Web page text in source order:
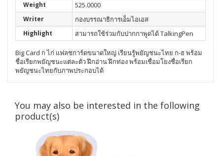
Weight 525.0000
Writer กองบรรณาธิการเอ็มไอเอส
Highlight สามารถใช้ร่วมกับปากกาพูดได้ TalkingPen
Big Card ก ไก่ แฟลชการ์ดขนาดใหญ่ เรียนรู้พยัญชนะไทย ก-ฮ พร้อม
ชื่อเรียกพยัญชนะแต่ละตัว ฝึกอ่าน ฝึกท่อง พร้อมเชื่อมโยงชื่อเรียก
พยัญชนะไทยกับภาพประกอบได้
You may also be interested in the following
product(s)